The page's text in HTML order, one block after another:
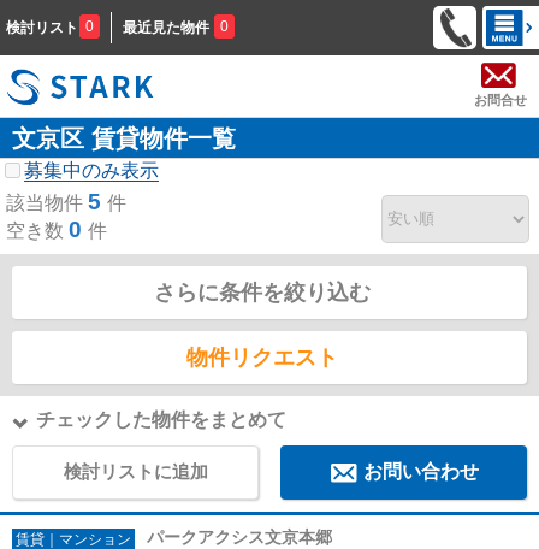
検討リスト 0 最近見た物件 0
お問合せ
文京区 賃貸物件一覧
募集中のみ表示
該当物件 5 件
空き数 0 件
さらに条件を絞り込む
物件リクエスト
チェックした物件をまとめて
検討リストに追加 お問い合わせ
賃貸｜マンション パークアクシス文京本郷